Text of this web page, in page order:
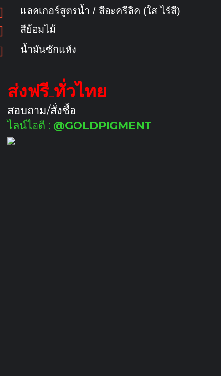
แลคเกอร์สูตรน้ำ / สีอะครีลิค (ใส ไร้สี)
สีย้อมไม้
น้ำมันซักแห้ง
ส่งฟรี ทั่วไทย
สอบถาม/สั่งซื้อ
ไลน์ไอดี : @GOLDPIGMENT